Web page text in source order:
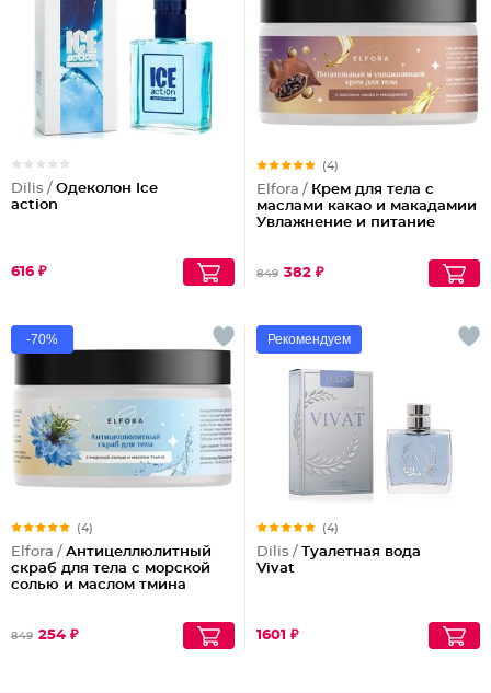
Dilis / Одеколон Ice
action
616 ₽
(4)
Elfora / Крем для тела с
маслами какао и макадамии
Увлажнение и питание
849 382 ₽
-70%
(4)
Elfora / Антицеллюлитный
скраб для тела с морской
солью и маслом тмина
849 254 ₽
Рекомендуем
(4)
Dilis / Туалетная вода
Vivat
1601 ₽